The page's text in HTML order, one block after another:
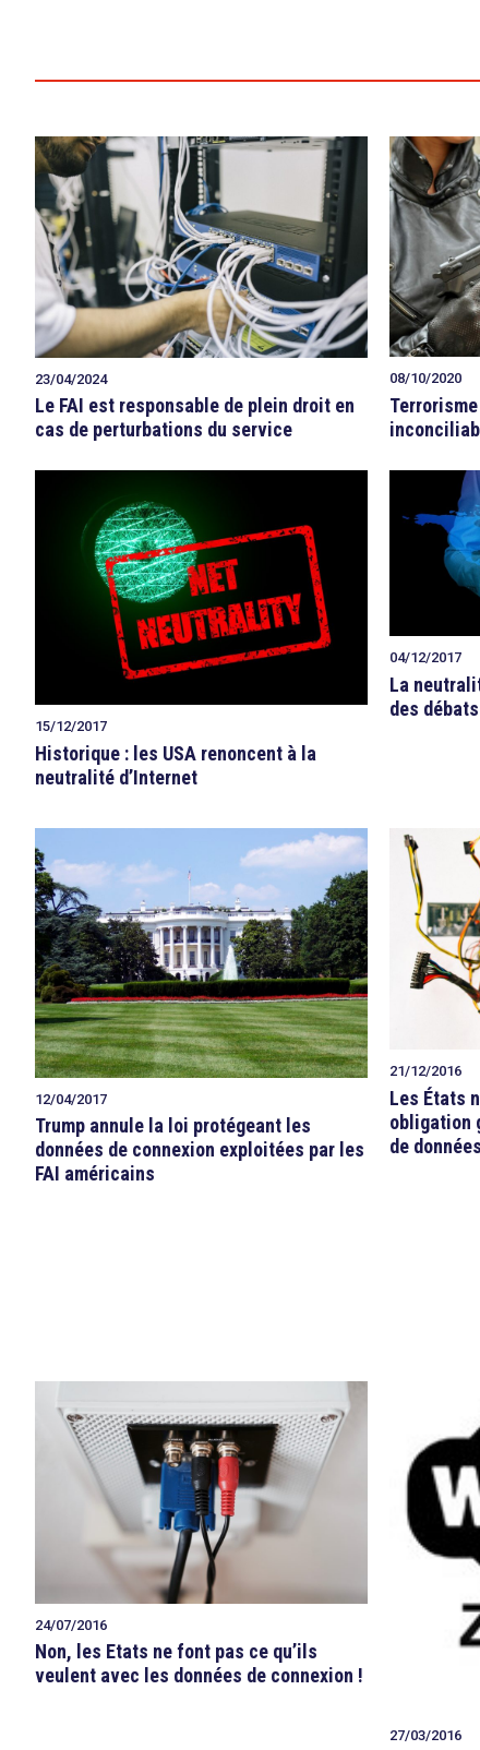
23/04/2024
Le FAI est responsable de plein droit en
cas de perturbations du service
08/10/2020
15/12/2017
Historique : les USA renoncent à la
neutralité d’Internet
04/12/2017
La
des débats
12/04/2017
Trump annule la loi protégeant les
données de connexion exploitées par les
FAI américains
21/12/2016
Les États
obligation
de données
24/07/2016
Non, les Etats ne font pas ce qu’ils
veulent avec les données de connexion !
27/03/2016